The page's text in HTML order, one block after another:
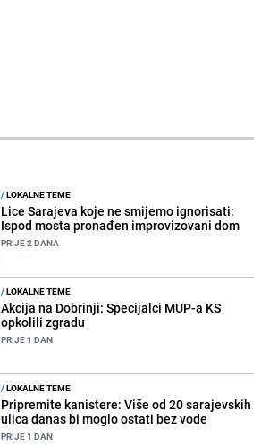
/LOKALNE TEME
Lice Sarajeva koje ne smijemo ignorisati:
Ispod mosta pronađen improvizovani dom
PRIJE 2 DANA
/LOKALNE TEME
Akcija na Dobrinji: Specijalci MUP-a KS
opkolili zgradu
PRIJE 1 DAN
/LOKALNE TEME
Pripremite kanistere: Više od 20 sarajevskih
ulica danas bi moglo ostati bez vode
PRIJE 1 DAN